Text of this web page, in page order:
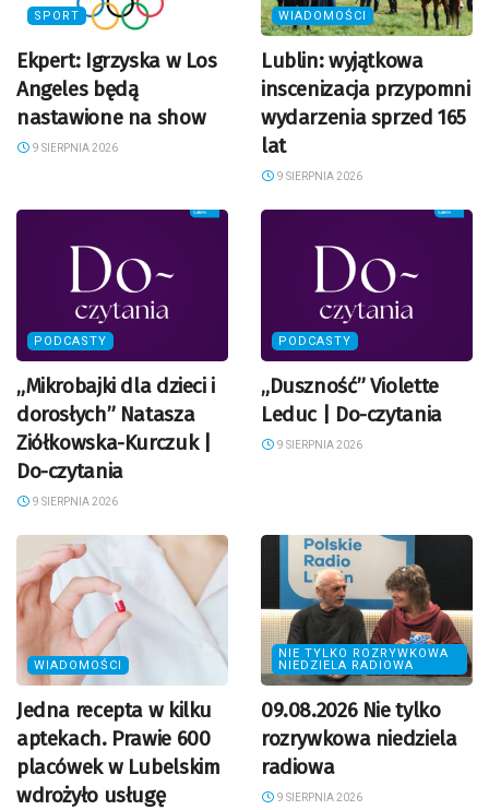
SPORT
Ekpert: Igrzyska w Los
Angeles będą
nastawione na show
9 SIERPNIA 2026
WIADOMOŚCI
Lublin: wyjątkowa
inscenizacja przypomni
wydarzenia sprzed 165
lat
9 SIERPNIA 2026
PODCASTY
„Mikrobajki dla dzieci i
dorosłych” Natasza
Ziółkowska-Kurczuk |
Do-czytania
9 SIERPNIA 2026
PODCASTY
„Duszność” Violette
Leduc | Do-czytania
9 SIERPNIA 2026
WIADOMOŚCI
Jedna recepta w kilku
aptekach. Prawie 600
placówek w Lubelskim
wdrożyło usługę
NIE TYLKO ROZRYWKOWA
NIEDZIELA RADIOWA
09.08.2026 Nie tylko
rozrywkowa niedziela
radiowa
9 SIERPNIA 2026